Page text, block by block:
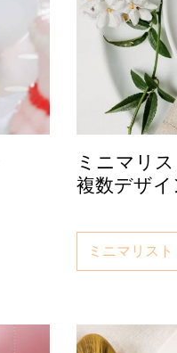
ミニマリ
複数デザイ
ミニマリス